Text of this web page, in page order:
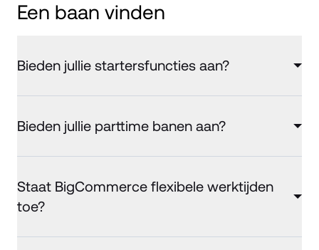
Een baan vinden
Bieden jullie startersfuncties aan?
Bieden jullie parttime banen aan?
Staat BigCommerce flexibele werktijden
toe?